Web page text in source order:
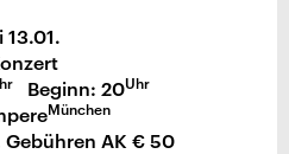
13.01.
Beginn: 20Uhr
München
Gebühren AK € 50